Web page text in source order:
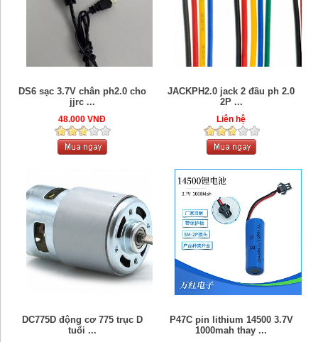
DS6 sạc 3.7V chân ph2.0 cho
jjrc ...
48.000 VNĐ
JACKPH2.0 jack 2 đầu ph 2.0
2P ...
Liên hệ
DC775D động cơ 775 trục D
tuổi ...
P47C pin lithium 14500 3.7V
1000mah thay ...